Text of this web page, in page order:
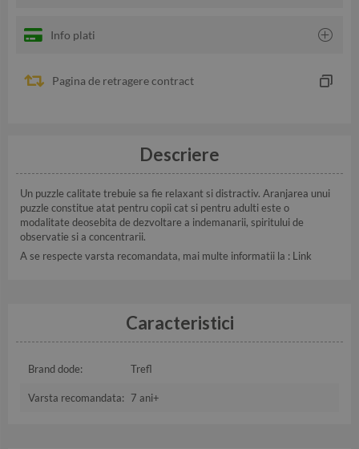
Info plati
Pagina de retragere contract
Descriere
Un puzzle calitate trebuie sa fie relaxant si distractiv. Aranjarea unui
puzzle constitue atat pentru copii cat si pentru adulti este o
modalitate deosebita de dezvoltare a indemanarii, spiritului de
observatie si a concentrarii.
A se respecte varsta recomandata, mai multe informatii la : Link
Caracteristici
Brand dode: Trefl
Varsta recomandata: 7 ani+